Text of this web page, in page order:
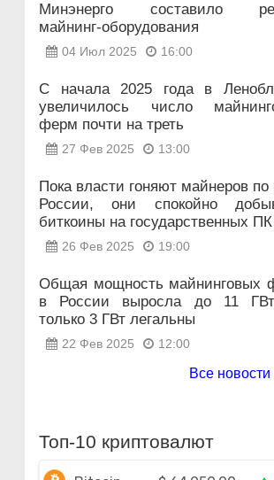
Минэнерго составило
майнинг-оборудования
04 Июл 2025 16:00
С начала 2025 года в
увеличилось число
ферм почти на треть
27 Фев 2025 13:00
Пока власти гоняют майнеров по
России, они спокойно
биткоины на государственных ПК
26 Фев 2025 19:00
Общая мощность майнинговых
в России выросла до 11
только 3 ГВт легальны
22 Фев 2025 12:00
Все
Топ-10 криптовалют